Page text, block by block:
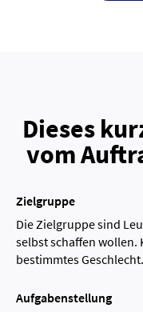
Dieses
vom
Zielgruppe
Die Zielgruppe sind
selbst schaffen wollen.
bestimmtes Geschlecht.
Aufgabenstellung